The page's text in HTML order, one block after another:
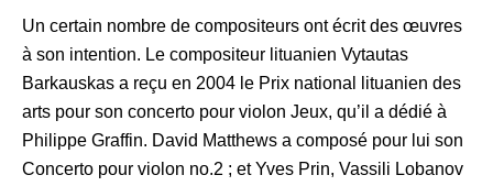
Un certain nombre de compositeurs ont écrit des œuvres
à son intention. Le compositeur lituanien Vytautas
Barkauskas a reçu en 2004 le Prix national lituanien des
arts pour son concerto pour violon Jeux, qu’il a dédié à
Philippe Graffin. David Matthews a composé pour lui son
Concerto pour violon no.2 ; et Yves Prin, Vassili Lobanov